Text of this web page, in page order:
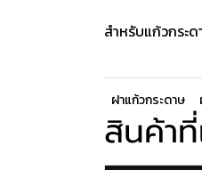
สำหรับแก้วกระ
ฝาแก้วกระดาษ
สินค้า